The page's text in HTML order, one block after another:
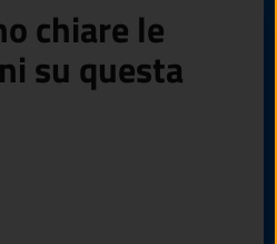
chiare le
su questa